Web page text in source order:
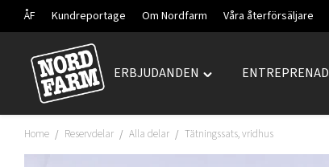
ÅF Kundreportage Om Nordfarm Våra återförsäljare
Hoppa
innehåll
ERBJUDANDEN
Toggle
menu
ENTREPRENAD
Home / Reservdelar / Alla delar / Tätningssats, vridhus